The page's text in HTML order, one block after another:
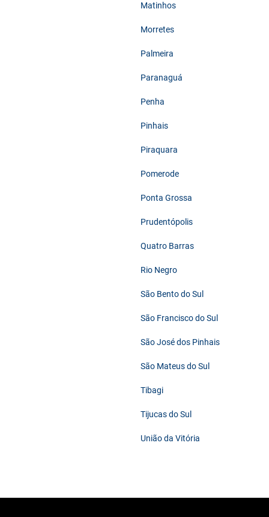
Matinhos
Morretes
Palmeira
Paranaguá
Penha
Pinhais
Piraquara
Pomerode
Ponta Grossa
Prudentópolis
Quatro Barras
Rio Negro
São Bento do Sul
São Francisco do Sul
São José dos Pinhais
São Mateus do Sul
Tibagi
Tijucas do Sul
União da Vitória